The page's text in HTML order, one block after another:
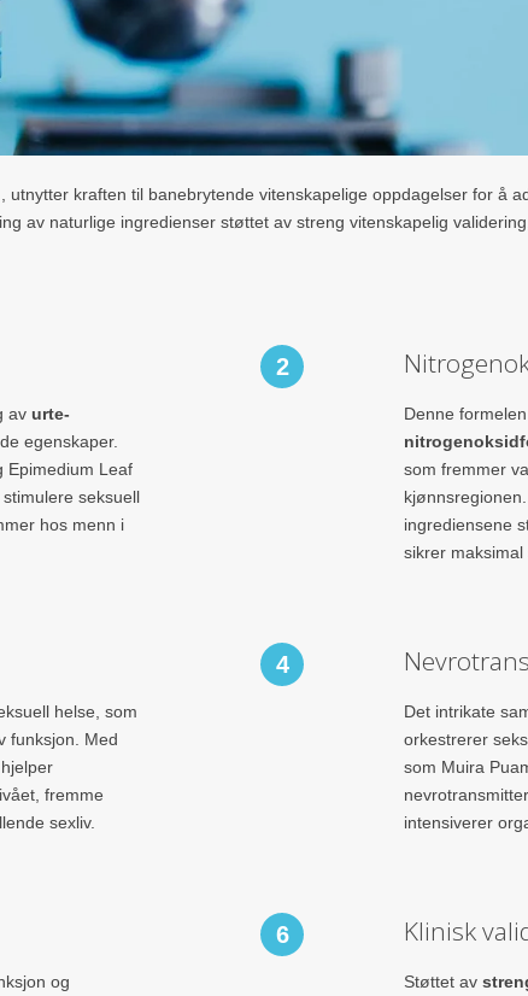
, utnytter kraften til banebrytende vitenskapelige oppdagelser for å
av naturlige ingredienser støttet av streng vitenskapelig
av urte-
egenskaper.
Epimedium Leaf
seksuell
hos menn i
2
Denne
som fremmer
ingrediensene
sikrer
helse, som
funksjon. Med
fremme
sexliv.
4
Det intrikate
orkestrerer
som Muira
intensiverer
og
6 Klinisk
Støttet av